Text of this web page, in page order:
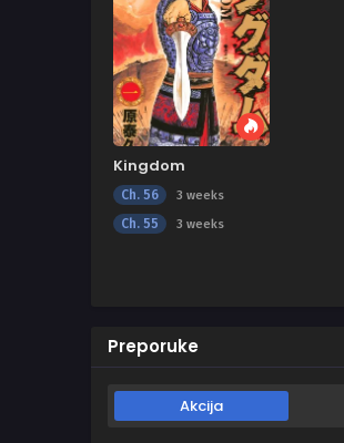
Kingdom
Ch. 56 3 weeks
Ch. 55 3 weeks
Preporuke
Akcija